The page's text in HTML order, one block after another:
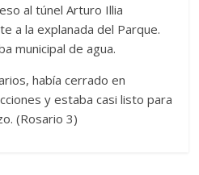
al túnel Arturo Illia
a la explanada del Parque.
municipal de agua.
había cerrado en
y estaba casi listo para
(Rosario 3)